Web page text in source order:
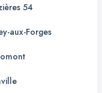
54
aux-Forges